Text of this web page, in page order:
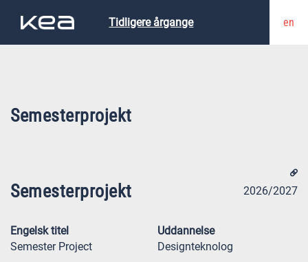
Tidligere årgange en
Semesterprojekt
Semesterprojekt 2026/2027
Engelsk titel
Semester Project
Uddannelse
Designteknolog